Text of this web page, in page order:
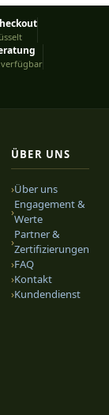
verfügbar
ÜBER UNS
›Über uns
›
Engagement &
Werte
›
Partner &
Zertifizierungen
›FAQ
›Kontakt
›Kundendienst